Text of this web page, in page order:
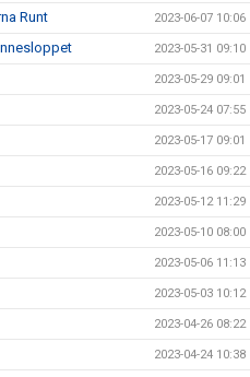
Runt 2023-06-07 10:06
2023-05-31 09:10
2023-05-29 09:01
2023-05-24 07:55
2023-05-17 09:01
2023-05-16 09:22
2023-05-12 11:29
2023-05-10 08:00
2023-05-06 11:13
2023-05-03 10:12
2023-04-26 08:22
2023-04-24 10:38